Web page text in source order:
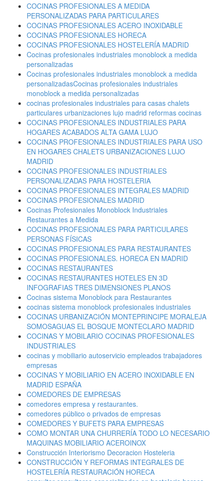
COCINAS PROFESIONALES A MEDIDA
PERSONALIZADAS PARA PARTICULARES
COCINAS PROFESIONALES ACERO INOXIDABLE
COCINAS PROFESIONALES HORECA
COCINAS PROFESIONALES HOSTELERÍA MADRID
Cocinas profesionales industriales monoblock a medida
personalizadas
Cocinas profesionales industriales monoblock a medida
personalizadasCocinas profesionales industriales
monoblock a medida personalizadas
cocinas profesionales industriales para casas chalets
particulares urbanizaciones lujo madrid reformas cocinas
COCINAS PROFESIONALES INDUSTRIALES PARA
HOGARES ACABADOS ALTA GAMA LUJO
COCINAS PROFESIONALES INDUSTRIALES PARA USO
EN HOGARES CHALETS URBANIZACIONES LUJO
MADRID
COCINAS PROFESIONALES INDUSTRIALES
PERSONALIZADAS PARA HOSTELERIA
COCINAS PROFESIONALES INTEGRALES MADRID
COCINAS PROFESIONALES MADRID
Cocinas Profesionales Monoblock Industriales
Restaurantes a Medida
COCINAS PROFESIONALES PARA PARTICULARES
PERSONAS FÍSICAS
COCINAS PROFESIONALES PARA RESTAURANTES
COCINAS PROFESIONALES. HORECA EN MADRID
COCINAS RESTAURANTES
COCINAS RESTAURANTES HOTELES EN 3D
INFOGRAFIAS TRES DIMENSIONES PLANOS
Cocinas sistema Monoblock para Restaurantes
cocinas sistema monoblock profesionales industriales
COCINAS URBANIZACIÓN MONTEPRINCIPE MORALEJA
SOMOSAGUAS EL BOSQUE MONTECLARO MADRID
COCINAS Y MOBILARIO COCINAS PROFESIONALES
INDUSTRIALES
cocinas y mobiliario autoservicio empleados trabajadores
empresas
COCINAS Y MOBILIARIO EN ACERO INOXIDABLE EN
MADRID ESPAÑA
COMEDORES DE EMPRESAS
comedores empresa y restaurantes.
comedores público o privados de empresas
COMEDORES Y BUFETS PARA EMPRESAS
COMO MONTAR UNA CHURRERÍA TODO LO NECESARIO
MAQUINAS MOBILIARIO ACEROINOX
Construcción Interiorismo Decoracion Hosteleria
CONSTRUCCIÓN Y REFORMAS INTEGRALES DE
HOSTELERÍA RESTAURACIÓN HORECA